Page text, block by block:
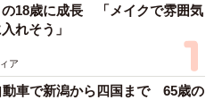
の18歳に成長 「メイクで雰囲気
れそう」
ア
動車で新潟から四国まで 65歳の